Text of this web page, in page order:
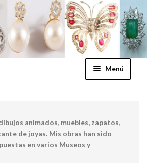
Menú
animados, muebles, zapatos,
de joyas. Mis obras han sido
en varios Museos y